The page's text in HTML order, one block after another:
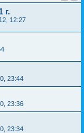
г.
12:27
23:44
23:36
23:34